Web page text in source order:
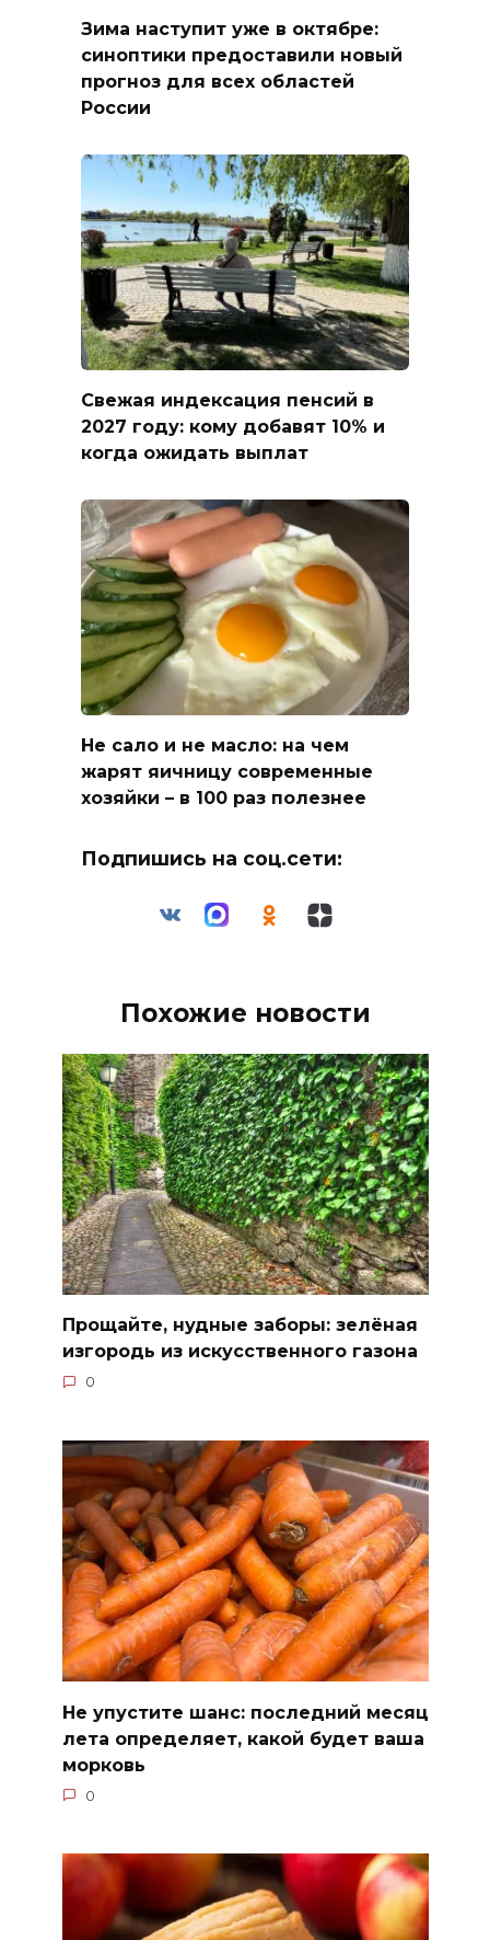
Зима наступит уже в октябре:
синоптики предоставили новый
прогноз для всех областей
России
Свежая индексация пенсий в
2027 году: кому добавят 10% и
когда ожидать выплат
Не сало и не масло: на чем
жарят яичницу современные
хозяйки – в 100 раз полезнее
Подпишись на соц.сети:
Похожие новости
Прощайте, нудные заборы: зелёная
изгородь из искусственного газона
0
Не упустите шанс: последний месяц
лета определяет, какой будет ваша
морковь
0